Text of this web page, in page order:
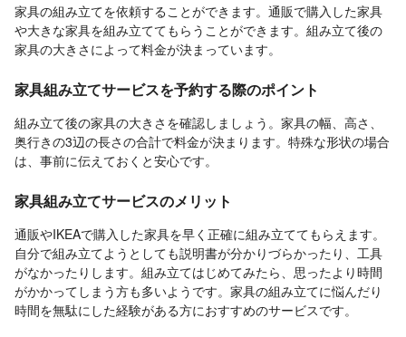
家具の組み立てを依頼することができます。通販で購入した家具
や大きな家具を組み立ててもらうことができます。組み立て後の
家具の大きさによって料金が決まっています。
家具組み立てサービスを予約する際のポイント
組み立て後の家具の大きさを確認しましょう。家具の幅、高さ、
奥行きの3辺の長さの合計で料金が決まります。特殊な形状の場合
は、事前に伝えておくと安心です。
家具組み立てサービスのメリット
通販やIKEAで購入した家具を早く正確に組み立ててもらえます。
自分で組み立てようとしても説明書が分かりづらかったり、工具
がなかったりします。組み立てはじめてみたら、思ったより時間
がかかってしまう方も多いようです。家具の組み立てに悩んだり
時間を無駄にした経験がある方におすすめのサービスです。